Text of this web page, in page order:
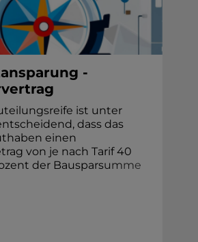
-
ist unter
dass das
einen
von je nach Tarif 40
der Bausparsumme